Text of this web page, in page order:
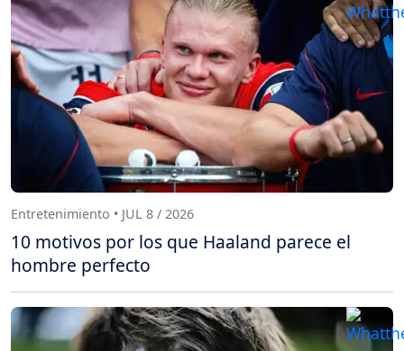
Entretenimiento • JUL 8 / 2026
10 motivos por los que Haaland parece el
hombre perfecto